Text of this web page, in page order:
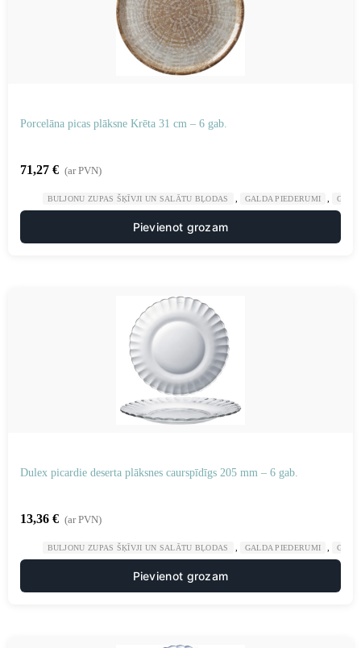
Porcelāna picas plāksne Krēta 31 cm – 6 gab.
71,27 € (ar PVN)
BULJONU ZUPAS ŠĶĪVJI UN SALĀTU BĻODAS GALDA PIEDERUMI
Pievienot grozam
Dulex picardie deserta plāksnes caurspīdīgs 205 mm – 6 gab.
13,36 € (ar PVN)
BULJONU ZUPAS ŠĶĪVJI UN SALĀTU BĻODAS GALDA PIEDERUMI
Pievienot grozam